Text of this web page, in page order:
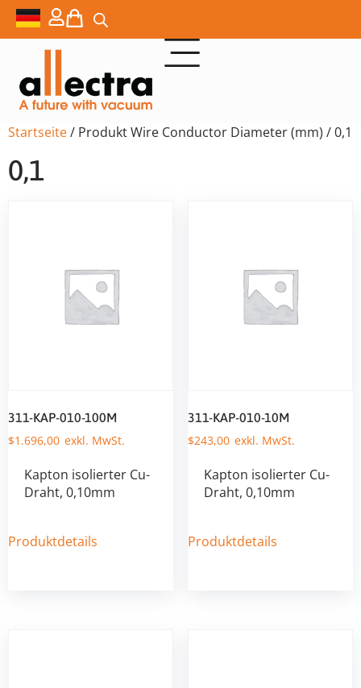
Startseite/ Produkt Wire Conductor Diameter (mm) / 0,1
0,1
311-KAP-010-100M
$1.696,00
Kapton isolierter Cu-
Draht, 0,10mm
Produktdetails
311-KAP-010-10M
$243,00
Kapton isolierter Cu-
Draht, 0,10mm
Produktdetails